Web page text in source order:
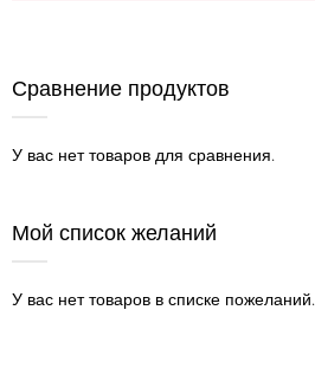
Сравнение продуктов
У вас нет товаров для сравнения.
Мой список желаний
У вас нет товаров в списке пожеланий.